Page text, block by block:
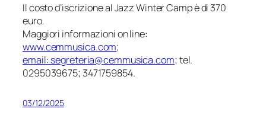
Il costo d’iscrizione al Jazz Winter Camp è di 370
euro.
Maggiori informazioni on line:
www.cemmusica.com;
email: segreteria@cemmusica.com; tel.
0295039675; 3471759854.
03/12/2025